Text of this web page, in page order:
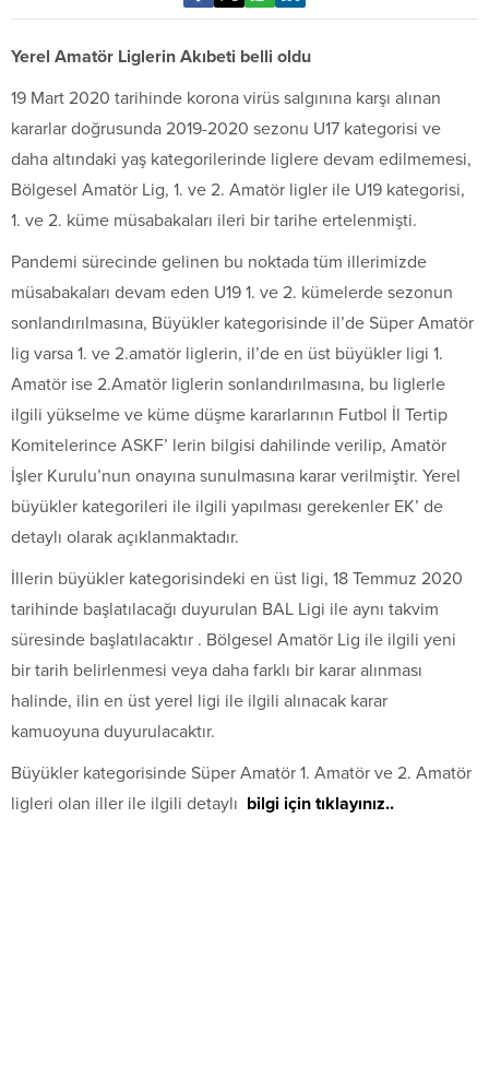
Yerel Amatör Liglerin Akıbeti belli oldu
19 Mart 2020 tarihinde korona virüs salgınına karşı alınan
kararlar doğrusunda 2019-2020 sezonu U17 kategorisi ve
daha altındaki yaş kategorilerinde liglere devam edilmemesi,
Bölgesel Amatör Lig, 1. ve 2. Amatör ligler ile U19 kategorisi,
1. ve 2. küme müsabakaları ileri bir tarihe ertelenmişti.
Pandemi sürecinde gelinen bu noktada tüm illerimizde
müsabakaları devam eden U19 1. ve 2. kümelerde sezonun
sonlandırılmasına, Büyükler kategorisinde il’de Süper Amatör
lig varsa 1. ve 2.amatör liglerin, il’de en üst büyükler ligi 1.
Amatör ise 2.Amatör liglerin sonlandırılmasına, bu liglerle
ilgili yükselme ve küme düşme kararlarının Futbol İl Tertip
Komitelerince ASKF’ lerin bilgisi dahilinde verilip, Amatör
İşler Kurulu’nun onayına sunulmasına karar verilmiştir. Yerel
büyükler kategorileri ile ilgili yapılması gerekenler EK’ de
detaylı olarak açıklanmaktadır.
İllerin büyükler kategorisindeki en üst ligi, 18 Temmuz 2020
tarihinde başlatılacağı duyurulan BAL Ligi ile aynı takvim
süresinde başlatılacaktır . Bölgesel Amatör Lig ile ilgili yeni
bir tarih belirlenmesi veya daha farklı bir karar alınması
halinde, ilin en üst yerel ligi ile ilgili alınacak karar
kamuoyuna duyurulacaktır.
Büyükler kategorisinde Süper Amatör 1. Amatör ve 2. Amatör
ligleri olan iller ile ilgili detaylı bilgi için tıklayınız..